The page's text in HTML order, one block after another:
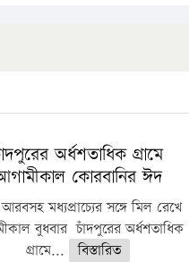
অর্ধশতাধিক গ্রামে
কোরবানির ঈদ
মধ্যপ্রাচ্যের সঙ্গে মিল রেখে
বুধবার চাঁদপুরের অর্ধশতাধিক
গ্রামে...
বিস্তারিত